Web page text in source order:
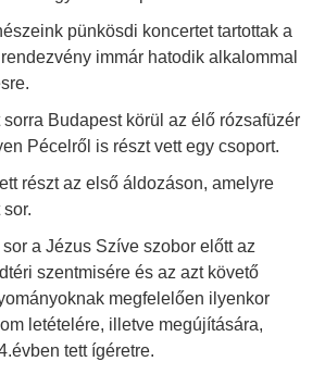
pünkösdi koncertet tartottak a
immár hatodik alkalommal
sorra Budapest körül az élő rózsafüzér
Pécelről is részt vett egy csoport.
részt az első áldozáson, amelyre
sor.
sor a Jézus Szíve szobor előtt az
szentmisére és az azt követő
megfelelően ilyenkor
letételére, illetve megújítására,
tett ígéretre.